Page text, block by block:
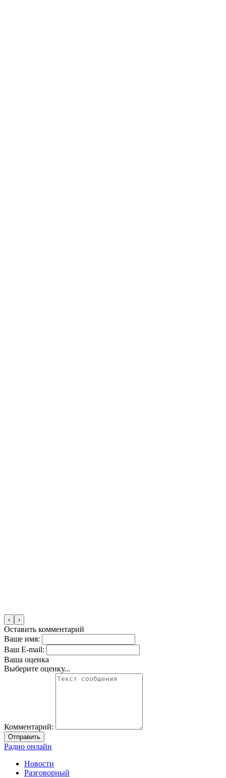
‹ ›
Оставить комментарий
Ваше имя:
Ваш E-mail:
Ваша оценка
Выберите оценку...
Комментарий:
Отправить
Радио онлайн
Новости
Разговорный